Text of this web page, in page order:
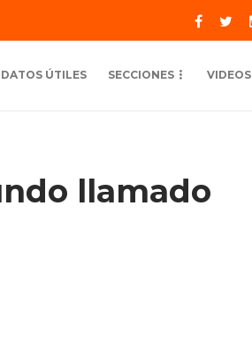
DATOS ÚTILES SECCIONES VIDEOS
llamado